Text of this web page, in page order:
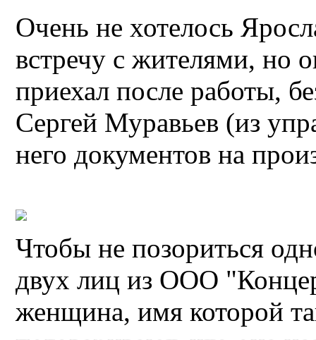
Очень не хотелось
встречу с жителями, но
приехал после работы,
Сергей Муравьев (из
него документов на
Чтобы не позориться
двух лиц из ООО
женщина, имя которой